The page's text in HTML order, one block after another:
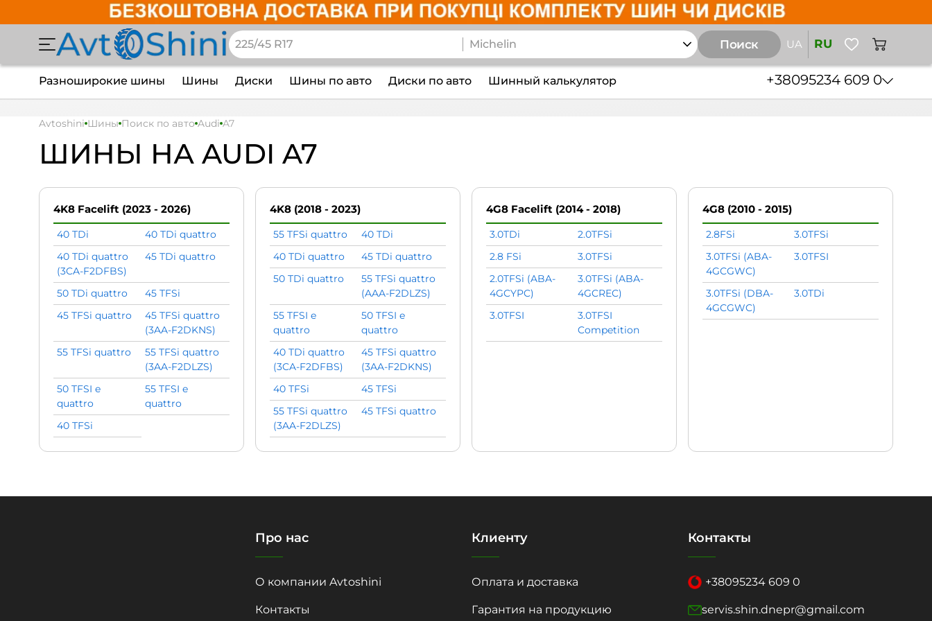
Поиск UA RU
Разноширокие шины Шины Диски Шины по авто Диски по авто Шинный калькулятор +38095234 609 0
Avtoshini Шины Поиск по авто Audi A7
ШИНЫ НА AUDI A7
4K8 Facelift (2023 - 2026)
40 TDi
40 TDi quattro
40 TDi quattro
(3CA-F2DFBS)
45 TDi quattro
50 TDi quattro
45 TFSi
45 TFSi quattro
45 TFSi quattro
(3AA-F2DKNS)
55 TFSi quattro
55 TFSi quattro
(3AA-F2DLZS)
50 TFSI e
quattro
55 TFSI e
quattro
40 TFSi
4K8 (2018 - 2023)
55 TFSi quattro
40 TDi
40 TDi quattro
45 TDi quattro
50 TDi quattro
55 TFSi quattro
(AAA-F2DLZS)
55 TFSI e
quattro
50 TFSI e
quattro
40 TDi quattro
(3CA-F2DFBS)
45 TFSi quattro
(3AA-F2DKNS)
40 TFSi
45 TFSi
55 TFSi quattro
(3AA-F2DLZS)
45 TFSi quattro
4G8 Facelift (2014 - 2018)
3.0TDi
2.0TFSi
2.8 FSi
3.0TFSi
2.0TFSi (ABA-
4GCYPC)
3.0TFSi (ABA-
4GCREC)
3.0TFSI
3.0TFSI
Competition
4G8 (2010 - 2015)
2.8FSi
3.0TFSi
3.0TFSi (ABA-
4GCGWC)
3.0TFSI
3.0TFSi (DBA-
4GCGWC)
3.0TDi
Про нас
О компании Avtoshini
Контакты
Клиенту
Оплата и доставка
Гарантия на продукцию
Контакты
+38095234 609 0
servis.shin.dnepr@gmail.com